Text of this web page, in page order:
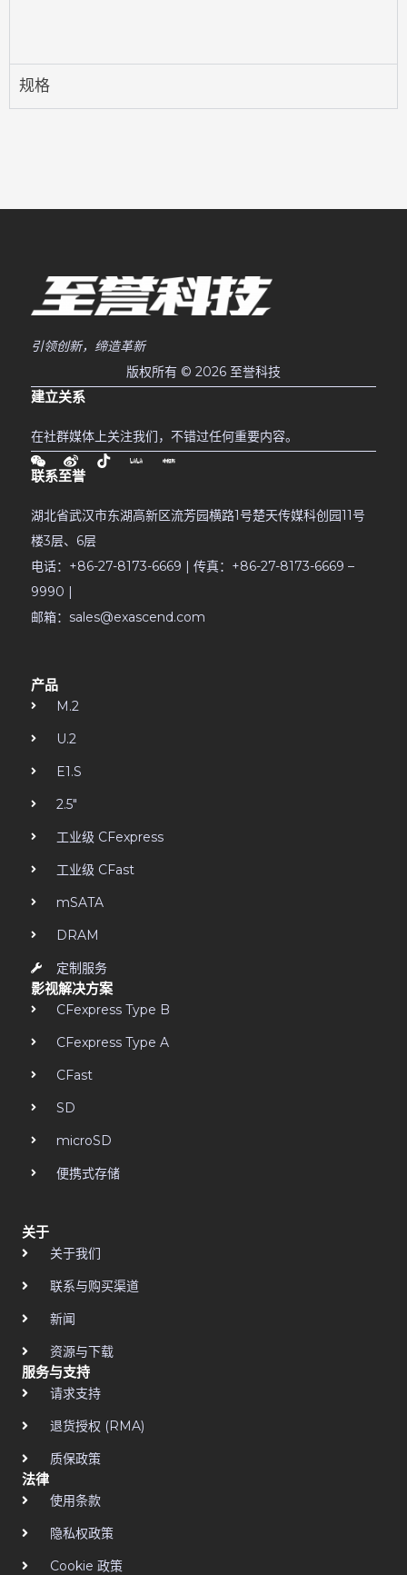
规格
引领创新，缔造革新
版权所有 © 2026 至誉科技
建立关系
在社群媒体上关注我们，不错过任何重要内容。
联系至誉
湖北省武汉市东湖高新区流芳园横路1号楚天传媒科创园11号
楼3层、6层
电话：+86-27-8173-6669 | 传真：+86-27-8173-6669 –
9990 |
邮箱：sales@exascend.com
产品
M.2
U.2
E1.S
2.5"
工业级 CFexpress
工业级 CFast
mSATA
DRAM
定制服务
影视解决方案
CFexpress Type B
CFexpress Type A
CFast
SD
microSD
便携式存储
关于
关于我们
联系与购买渠道
新闻
资源与下载
服务与支持
请求支持
退货授权 (RMA)
质保政策
法律
使用条款
隐私权政策
Cookie 政策